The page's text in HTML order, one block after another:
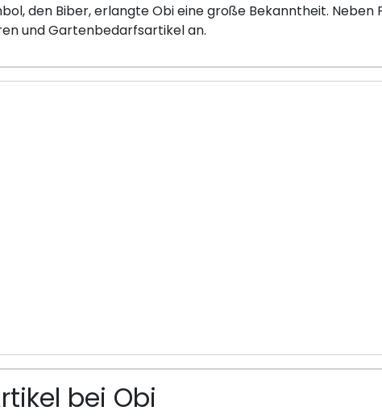
den Biber, erlangte Obi eine große Bekanntheit. Neben
und Gartenbedarfsartikel an.
bei Obi